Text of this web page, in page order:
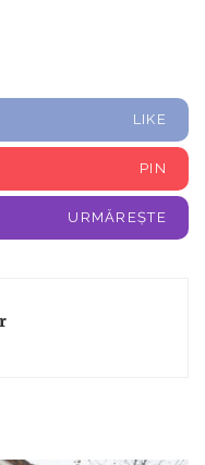
LIKE
PIN
URMĂREȘTE